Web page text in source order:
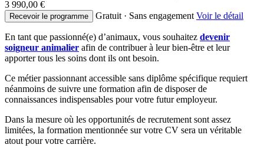
3 990,00 €
Recevoir le programme Gratuit · Sans engagement Voir le détail
En tant que passionné(e) d’animaux, vous souhaitez devenir
soigneur animalier afin de contribuer à leur bien-être et leur
apporter tous les soins dont ils ont besoin.
Ce métier passionnant accessible sans diplôme spécifique requiert
néanmoins de suivre une formation afin de disposer de
connaissances indispensables pour votre futur employeur.
Dans la mesure où les opportunités de recrutement sont assez
limitées, la formation mentionnée sur votre CV sera un véritable
atout pour votre carrière.